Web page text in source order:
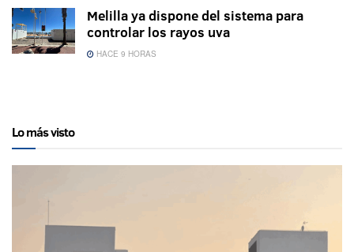
Melilla ya dispone del sistema para
controlar los rayos uva
HACE 9 HORAS
Lo más visto